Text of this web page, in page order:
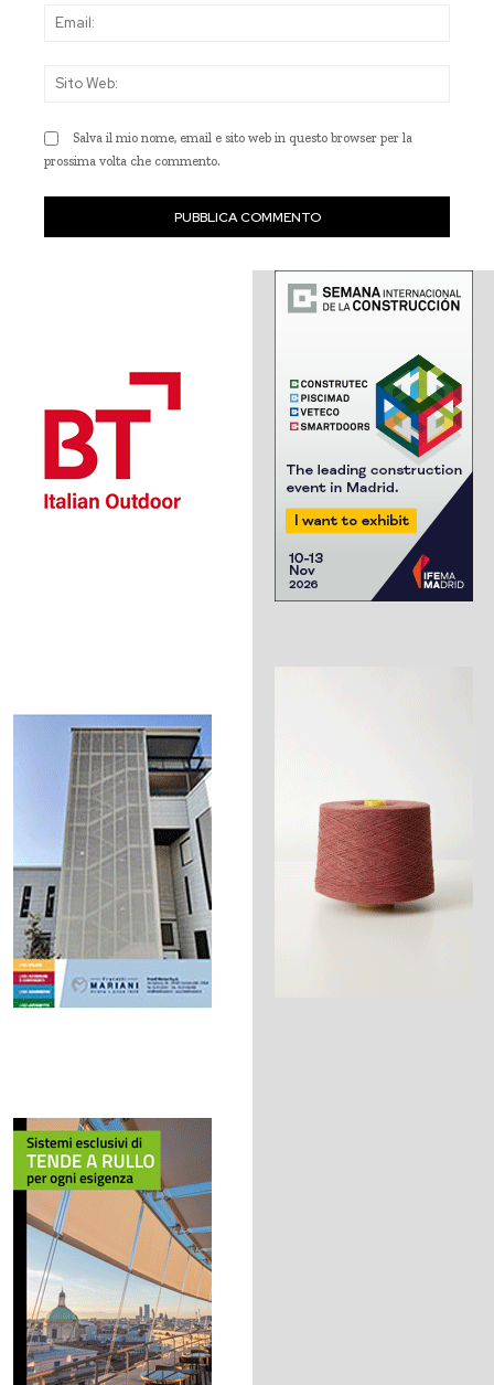
Salva il mio nome, email e sito web in questo browser per la
prossima volta che commento.